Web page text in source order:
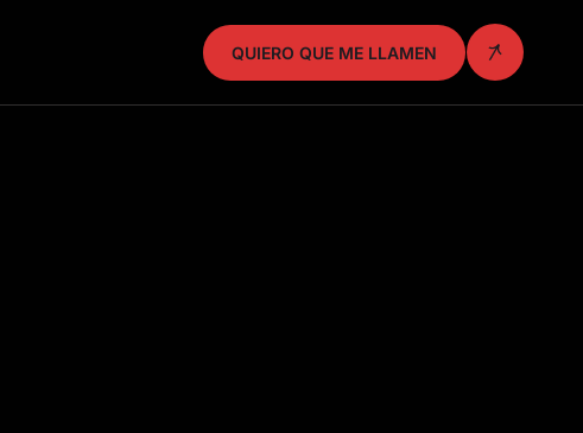
QUIERO QUE ME LLAMEN